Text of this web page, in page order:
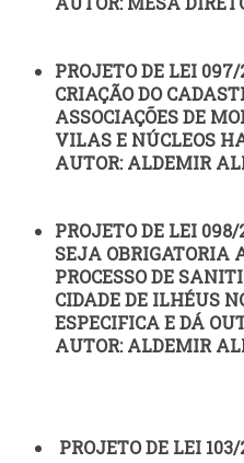
PROJETO DE LEI
CRIAÇÃO DO
ASSOCIAÇÕES DE
VILAS E NÚCLEOS
AUTOR: ALDEMIR
PROJETO DE LEI
SEJA OBRIGATORIA
PROCESSO DE
CIDADE DE ILHÉUS
ESPECIFICA E DÁ
AUTOR: ALDEMIR
PROJETO DE LEI